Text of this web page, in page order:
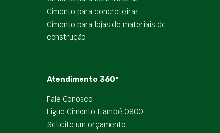
Cimento para concreteiras
Cimento para lojas de materiais de
construção
Atendimento 360º
Fale Conosco
Ligue Cimento Itambé 0800
Solicite um orçamento